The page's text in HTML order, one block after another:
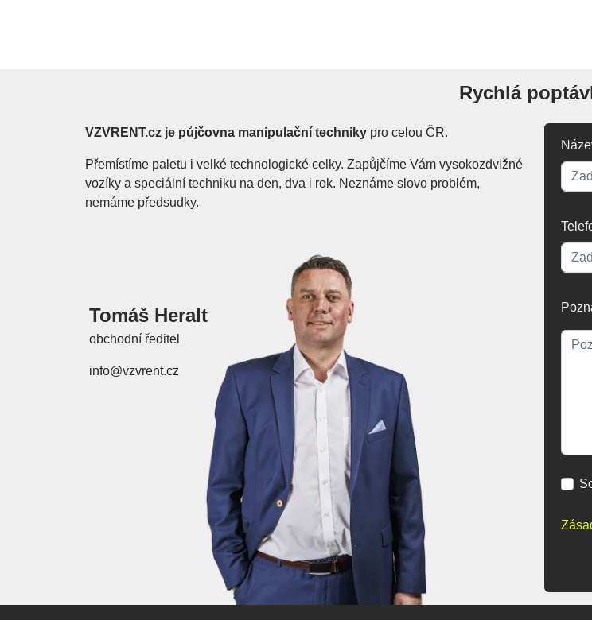
Rychlá
VZVRENT.cz je půjčovna manipulační techniky pro celou ČR.
Přemístíme paletu i velké technologické celky. Zapůjčíme Vám vysokozdvižné
vozíky a speciální techniku na den, dva i rok. Neznáme slovo problém,
nemáme předsudky.
Tomáš Heralt
obchodní ředitel
info@vzvrent.cz